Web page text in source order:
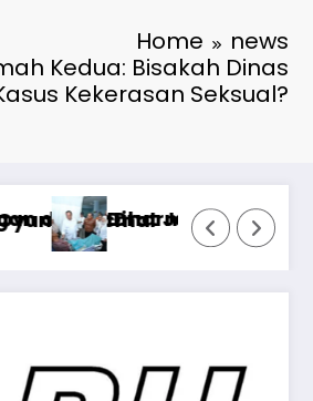
Home
news
Kedua: Bisakah Dinas
Kekerasan Seksual?
1 Sentosa II di RS
5 Agustus RTP